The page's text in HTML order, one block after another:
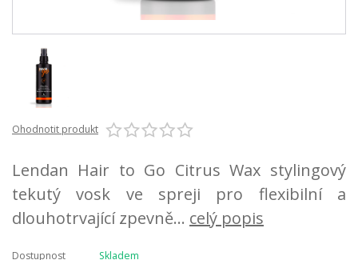
Ohodnotit produkt
Lendan Hair to Go Citrus Wax stylingový
tekutý vosk ve spreji pro flexibilní a
dlouhotrvající zpevně... celý popis
Dostupnost
Skladem